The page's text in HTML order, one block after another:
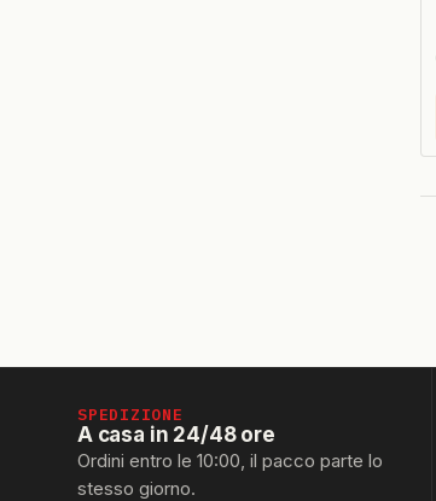
SPEDIZIONE
A casa in 24/48 ore
Ordini entro le 10:00, il pacco parte lo
stesso giorno.